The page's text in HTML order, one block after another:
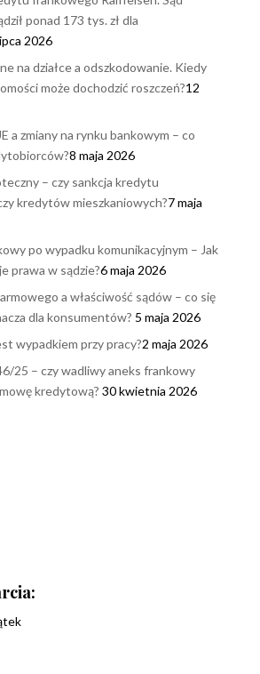
ponad 173 tys. zł dla
2026
na działce a odszkodowanie. Kiedy
może dochodzić roszczeń?12
a zmiany na rynku bankowym – co
8 maja 2026
– czy sankcja kredytu
kredytów mieszkaniowych?7 maja
po wypadku komunikacyjnym – Jak
prawa w sądzie?6 maja 2026
a właściwość sądów – co się
dla konsumentów? 5 maja 2026
wypadkiem przy pracy?2 maja 2026
25 – czy wadliwy aneks frankowy
kredytową? 30 kwietnia 2026